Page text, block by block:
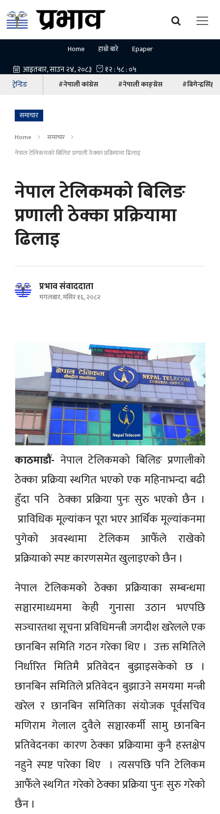
Home हाम्रो बारे Epaper
ट्रेन्डिङ #नेपाली कांग्रेस #नेपाली काङ्ग्रेस #बिगेन्द्रसिंह
समाचार
Home
समाचार
नेपाल टेलिकमको बिलिङ प्रणाली ठेक्का प्रक्रियामा ढिलाइ
नेपाल टेलिकमको बिलिङ
प्रणाली ठेक्का प्रक्रियामा
ढिलाइ
प्रभाव संवाददाता
मंगलबार, मंसिर १६, २०८२
काठमाडौं- नेपाल टेलिकमको बिलिङ प्रणालीको
ठेक्का प्रक्रिया स्थगित भएको एक महिनाभन्दा बढी
हुँदा पनि ठेक्का प्रक्रिया पुनः सुरु भएको छैन ।
प्राविधिक मूल्यांकन पूरा भएर आर्थिक मूल्यांकनमा
पुगेको अवस्थामा टेलिकम आफैँले राखेको
प्रक्रियाको स्पष्ट कारणसमेत खुलाइएको छैन ।
नेपाल टेलिकमको ठेक्का प्रक्रियाका सम्बन्धमा
सञ्चारमाध्यममा केही गुनासा उठान भएपछि
सञ्‍चारतथा सूचना प्रविधिमन्त्री जगदीश खरेलले एक
छानबिन समिति गठन गरेका थिए । उक्त समितिले
निर्धारित मितिमै प्रतिवेदन बुझाइसकेको छ ।
छानबिन समितिले प्रतिवेदन बुझाउने समयमा मन्त्री
खरेल र छानबिन समितिका संयोजक पूर्वसचिव
मणिराम गेलाल दुवैले सञ्चारकर्मी सामु छानबिन
प्रतिवेदनका कारण ठेक्का प्रक्रियामा कुनै हस्तक्षेप
नहुने स्पष्ट पारेका थिए । त्यसपछि पनि टेलिकम
आफैँले स्थगित गरेको ठेक्का प्रक्रिया पुनः सुरु गरेको
छैन ।